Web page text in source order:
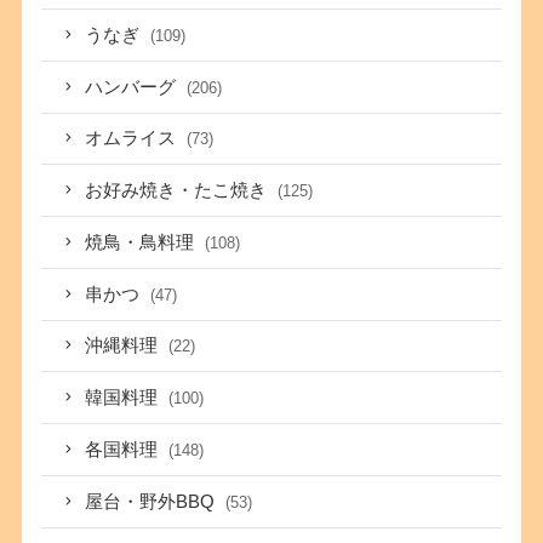
うなぎ (109)
ハンバーグ (206)
オムライス (73)
お好み焼き・たこ焼き (125)
焼鳥・鳥料理 (108)
串かつ (47)
沖縄料理 (22)
韓国料理 (100)
各国料理 (148)
屋台・野外BBQ (53)